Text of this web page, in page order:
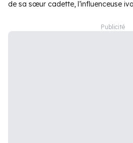
de sa sœur cadette, l’influenceuse